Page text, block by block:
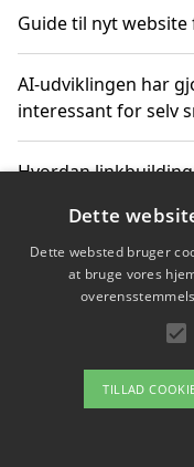
Guide til nyt
AI-udviklingen har
interessant for selv
Hvordan
Sådan har
ændret sig
Om /
Dette
Dette websted bruger
at bruge vores
TILLAD